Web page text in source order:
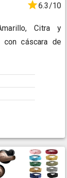
6.3/10
Citra y
con cáscara de